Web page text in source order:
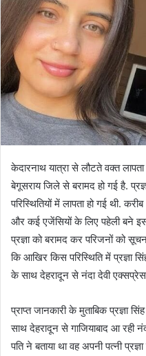
केदारनाथ यात्रा से लौटते वक्त लापता
बेगूसराय जिले से बरामद हो गई है.
परिस्थितियों में लापता हो गई थी.
और कई एजेंसियों के लिए पहेली बने
प्रज्ञा को बरामद कर परिजनों को
कि आखिर किस परिस्थिति में प्रज्ञा
के साथ देहरादून से नंदा देवी एक्सप्रेस
प्राप्त जानकारी के मुताबिक प्रज्ञा
साथ देहरादून से गाजियाबाद आ रही
पति ने बताया था वह अपनी पत्नी